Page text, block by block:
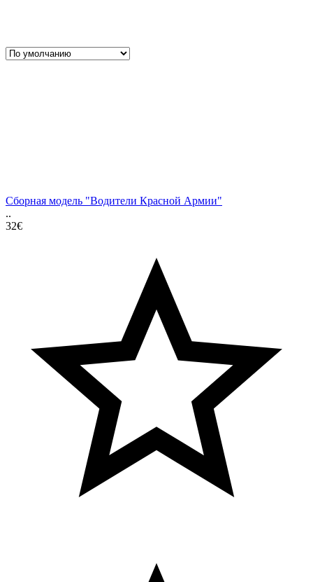
Сборная модель "Водители Красной Армии"
..
32€